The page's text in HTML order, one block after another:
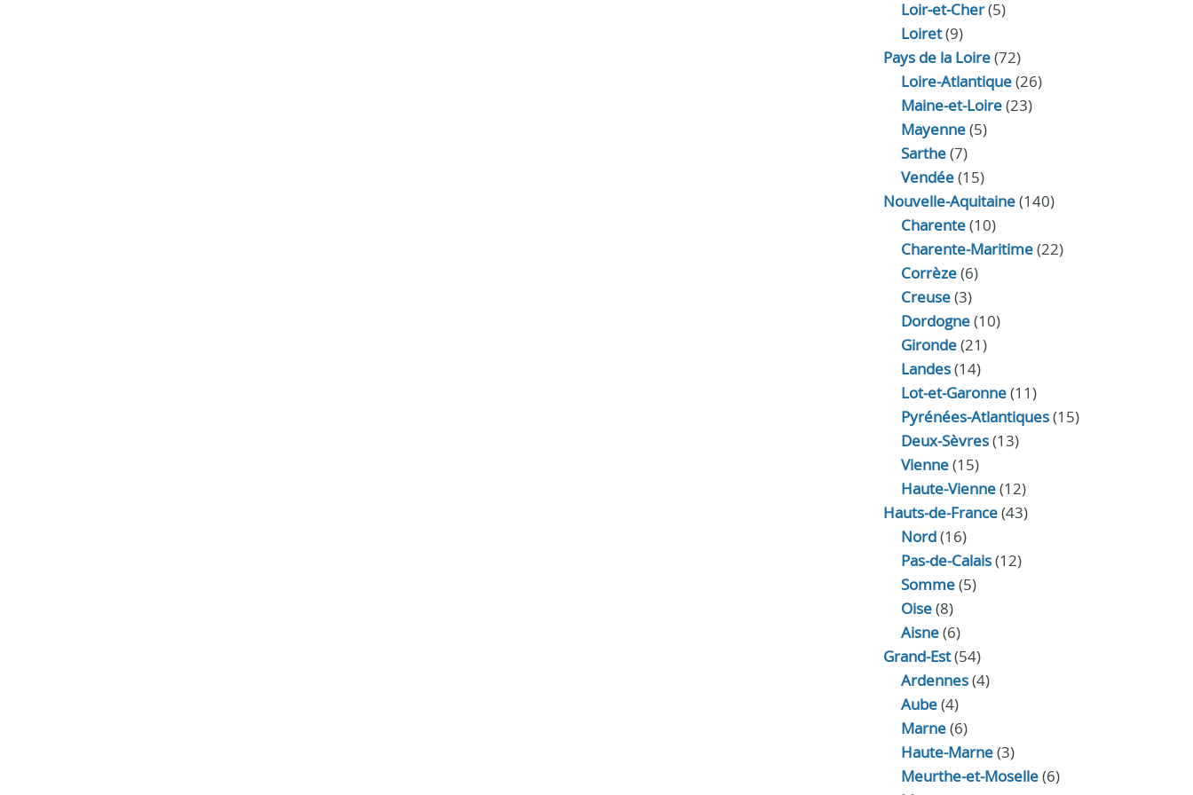
Loir‑et‑Cher(5)
Loiret(9)
Pays de la Loire(72)
Loire-Atlantique(26)
Maine-et-Loire(23)
Mayenne(5)
Sarthe(7)
Vendée(15)
Nouvelle-Aquitaine(140)
Charente(10)
Charente-Maritime(22)
Corrèze(6)
Creuse(3)
Dordogne(10)
Gironde(21)
Landes(14)
Lot-et-Garonne(11)
Pyrénées-Atlantiques(15)
Deux-Sèvres(13)
Vienne(15)
Haute-Vienne(12)
Hauts-de-France(43)
Nord(16)
Pas-de-Calais(12)
Somme(5)
Oise(8)
Aisne(6)
Grand-Est(54)
Ardennes(4)
Aube(4)
Marne(6)
Haute-Marne(3)
Meurthe-et-Moselle(6)